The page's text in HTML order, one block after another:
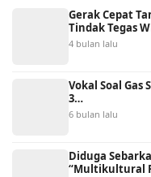
Gerak Cepat
Tindak Tegas
4 bulan lalu
Vokal Soal Gas
3…
6 bulan lalu
Diduga
“Multikultural